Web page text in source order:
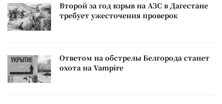
Второй за год взрыв на АЗС в Дагестане
требует ужесточения проверок
Ответом на обстрелы Белгорода станет
охота на Vampire